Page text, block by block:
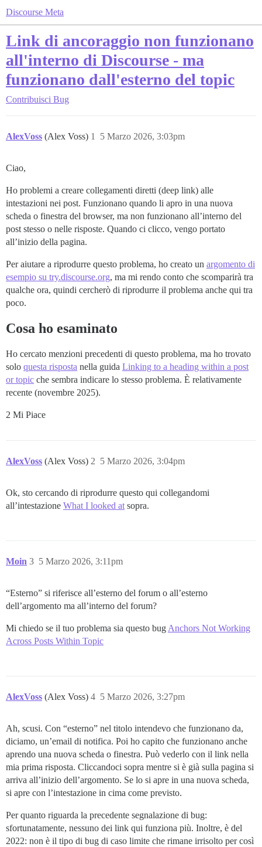
Discourse Meta
Link di ancoraggio non funzionano
all'interno di Discourse - ma
funzionano dall'esterno del topic
Contribuisci Bug
AlexVoss (Alex Voss) 5 Marzo 2026, 3:03pm
1
Ciao,
Ho problemi a creare collegamenti diretti (deep link) alle
intestazioni nei post. Funzionano quando li apro in una nuova
scheda o finestra del browser, ma non funzionano all’interno del
post stesso o nelle risposte. Quando ci clicco, vengo portato
all’inizio della pagina.
Per aiutare a riprodurre questo problema, ho creato un argomento di
esempio su try.discourse.org, ma mi rendo conto che scomparirà tra
qualche ora, quindi cercherò di riprodurre il problema anche qui tra
poco.
Cosa ho esaminato
Ho cercato menzioni precedenti di questo problema, ma ho trovato
solo questa risposta nella guida Linking to a heading within a post
or topic che sembra indicare lo stesso problema. È relativamente
recente (novembre 2025).
2 Mi Piace
AlexVoss (Alex Voss) 5 Marzo 2026, 3:04pm
2
Ok, sto cercando di riprodurre questo qui collegandomi
all’intestazione What I looked at sopra.
Moin 5 Marzo 2026, 3:11pm
3
“Esterno” si riferisce all’esterno del forum o all’esterno
dell’argomento ma all’interno del forum?
Mi chiedo se il tuo problema sia questo bug Anchors Not Working
Across Posts Within Topic
AlexVoss (Alex Voss) 5 Marzo 2026, 3:27pm
4
Ah, scusi. Con “esterno” nel titolo intendevo che funzionano da,
diciamo, un’email di notifica. Poi ho capito che funzionano anche
aprendo una nuova scheda o finestra. Può vederlo con il link nella
mia prima risposta. Cliccandoci sopra mentre si è già sulla pagina si
arriva all’inizio dell’argomento. Se lo si apre in una nuova scheda,
si apre con l’intestazione in cima come previsto.
Per quanto riguarda la precedente segnalazione di bug:
sfortunatamente, nessuno dei link qui funziona più. Inoltre, è del
2022: non è il tipo di bug di caso limite che rimane irrisolto per così